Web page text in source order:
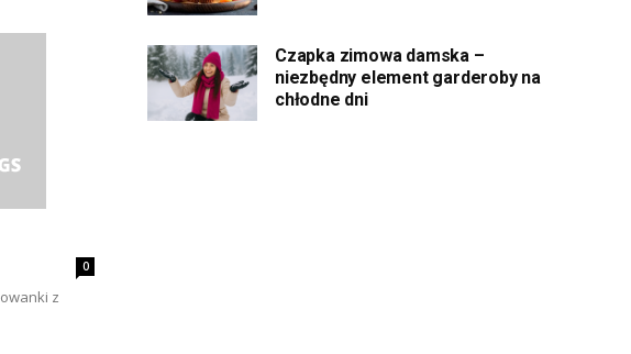
0
z
Czapka zimowa damska –
niezbędny element garderoby na
chłodne dni